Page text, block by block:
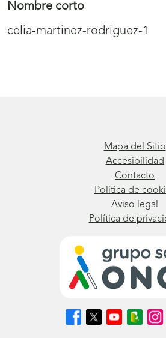
Nombre corto
celia-martinez-rodriguez-1
Mapa del Sitio
Accesibilidad
Contacto
Política de
Aviso legal
Política de
Síguenos
en
Síguenos
en
Síguenos
en
Síguenos
en
en